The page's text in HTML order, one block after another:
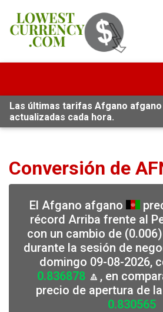
Las últimas tarifas Afgano
actualizadas cada hora.
Conversión de
El Afgano afgano
récord Arriba frente al
con un cambio de
durante la sesión de
domingo 09-08-2026,
0.836878 🔼, en
precio de apertura de
0.830565